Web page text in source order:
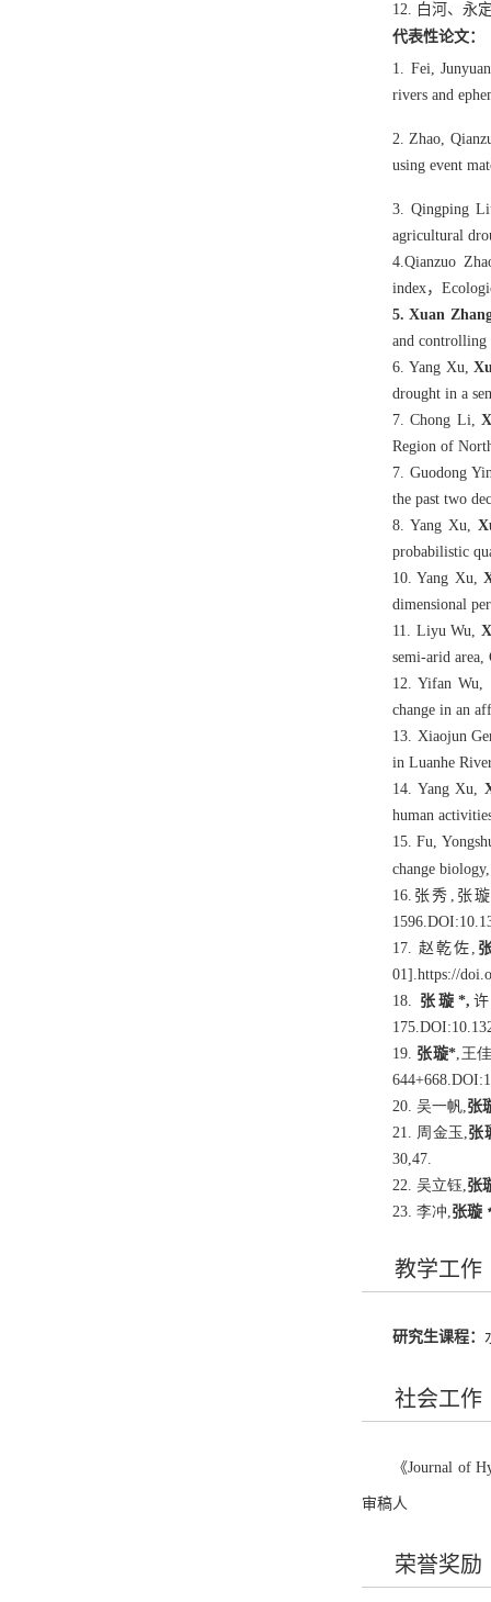
12. 白河、永
代表性论文：
1. Fei,
rivers and
2. Zhao,
using event
3. Qingping
agricultural
4.Qianzuo
index，
5. Xuan
and controlling
6. Yang Xu,
drought in a
7. Chong Li,
Region of
7. Guodong
the past two
8. Yang Xu,
probabilistic
10. Yang Xu,
dimensional
11. Liyu Wu,
semi-arid
12. Yifan Wu,
change in an
13. Xiaojun
in Luanhe
14. Yang Xu,
human
15. Fu,
change
16.张秀,张
17. 赵乾佐,
01].https://
18. 张璇*,
19. 张璇*,王
20. 吴一帆,张
21. 周金玉,张
30,47.
22. 吴立钰,张
23. 李冲,张璇
教学工作
研究生课程：
社会工作
《Journal of
审稿人
荣誉奖励